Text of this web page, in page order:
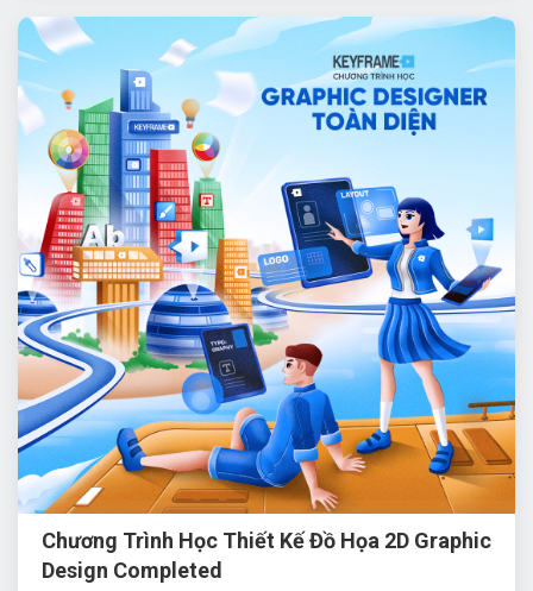
Chương Trình Học Thiết Kế Đồ Họa 2D Graphic
Design Completed